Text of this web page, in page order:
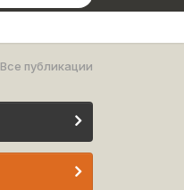
Все публикации